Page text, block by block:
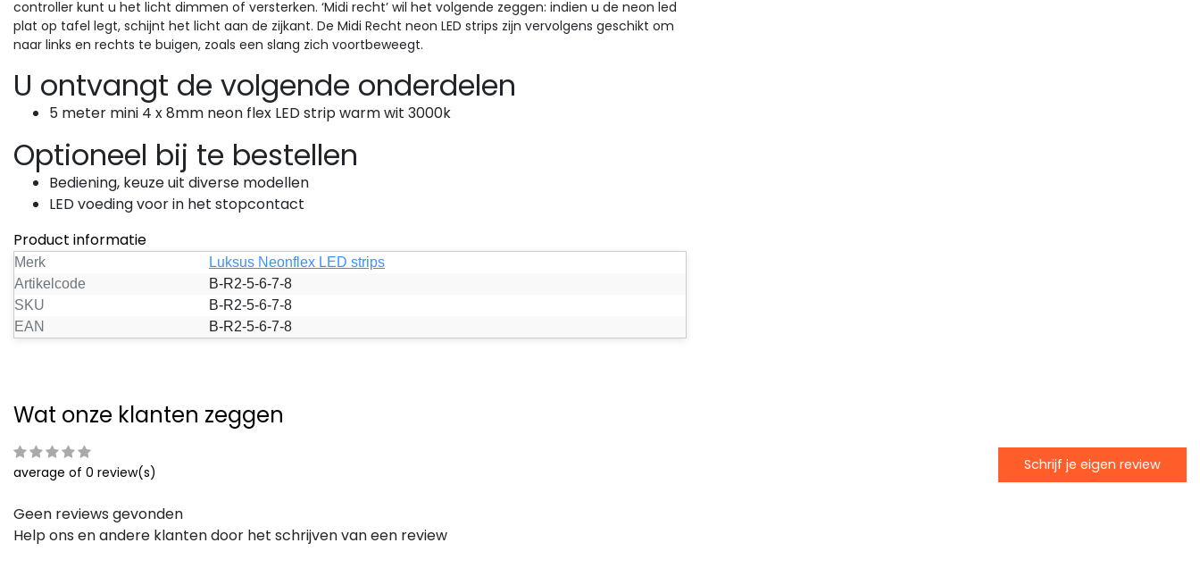
controller kunt u het licht dimmen of versterken. ‘Midi recht’ wil het volgende zeggen: indien u de neon led
plat op tafel legt, schijnt het licht aan de zijkant. De Midi Recht neon LED strips zijn vervolgens geschikt om
naar links en rechts te buigen, zoals een slang zich voortbeweegt.
U ontvangt de volgende onderdelen
5 meter mini 4 x 8mm neon flex LED strip warm wit 3000k
Optioneel bij te bestellen
Bediening, keuze uit diverse modellen
LED voeding voor in het stopcontact
Product informatie
Merk
Luksus Neonflex LED strips
Artikelcode
B-R2-5-6-7-8
SKU
B-R2-5-6-7-8
EAN
B-R2-5-6-7-8
Wat onze klanten zeggen
average of 0 review(s) Schrijf je eigen review
Geen reviews gevonden
Help ons en andere klanten door het schrijven van een review